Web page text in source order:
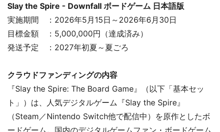
Slay the Spire - Downfall ボードゲーム 日本語版
実施期間 ：2026年5月15日～2026年6月30日
目標金額 ：5,000,000円（達成済み）
発送予定 ：2027年初夏～夏ごろ
クラウドファンディングの内容
『Slay the Spire: The Board Game』（以下「基本セッ
ト」）は、人気デジタルゲーム『Slay the Spire』
（Steam／Nintendo Switch他で配信中）を原作としたボ
ードゲーム。国内のデジタルゲームファン・ボードゲーム